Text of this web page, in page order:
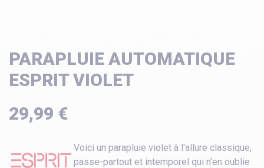
PARAPLUIE AUTOMATIQUE
ESPRIT VIOLET
29,99 €
Voici un parapluie violet à l'allure classique,
passe-partout et intemporel qui n'en oublie